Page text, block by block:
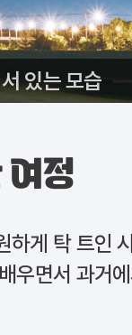
있는 모습
여정
게 탁 트인
우면서 과거